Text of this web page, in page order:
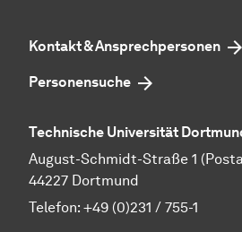
Kontakt & Ansprechpersonen
Personensuche
Technische Universität
August-Schmidt-Straße 1
44227 Dortmund
Telefon: +49 (0)231 / 755-1